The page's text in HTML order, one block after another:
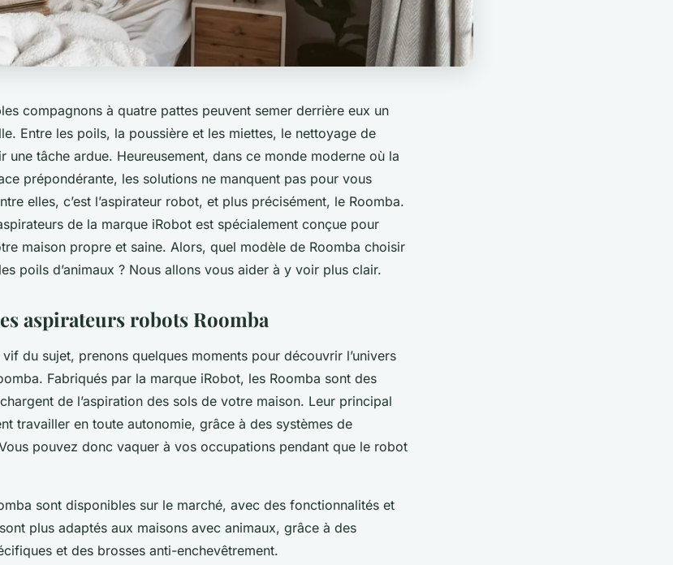
compagnons à quatre pattes peuvent semer derrière eux un
Entre les poils, la poussière et les miettes, le nettoyage de
une tâche ardue. Heureusement, dans ce monde moderne où la
prépondérante, les solutions ne manquent pas pour vous
elles, c’est l’aspirateur robot, et plus précisément, le Roomba.
de la marque iRobot est spécialement conçue pour
maison propre et saine. Alors, quel modèle de Roomba choisir
poils d’animaux ? Nous allons vous aider à y voir plus clair.
aspirateurs robots Roomba
du sujet, prenons quelques moments pour découvrir l’univers
Fabriqués par la marque iRobot, les Roomba sont des
de l’aspiration des sols de votre maison. Leur principal
travailler en toute autonomie, grâce à des systèmes de
pouvez donc vaquer à vos occupations pendant que le robot
sont disponibles sur le marché, avec des fonctionnalités et
plus adaptés aux maisons avec animaux, grâce à des
et des brosses anti-enchevêtrement.